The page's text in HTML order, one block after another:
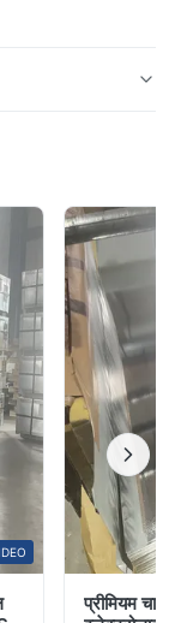
304 स्टेनलेस स्टील
सतहों की आवश्यकता
प्रीमियम